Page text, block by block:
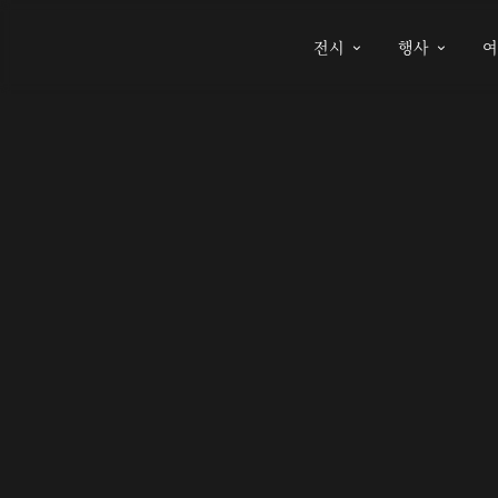
전시  행사 